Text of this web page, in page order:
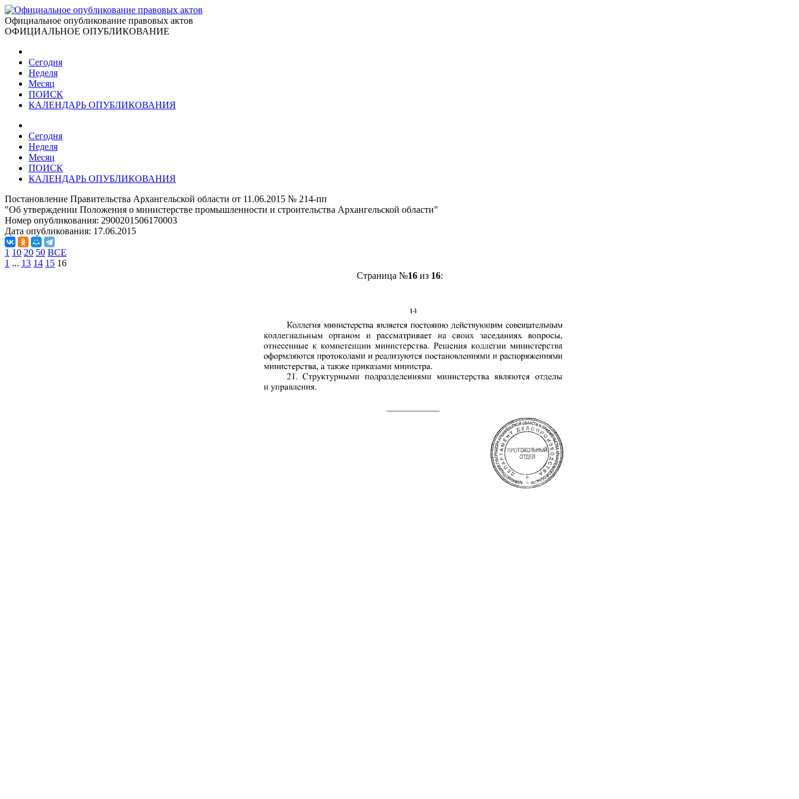
Официальное опубликование правовых актов
ОФИЦИАЛЬНОЕ ОПУБЛИКОВАНИЕ
Сегодня
Неделя
Месяц
ПОИСК
КАЛЕНДАРЬ ОПУБЛИКОВАНИЯ
Сегодня
Неделя
Месяц
ПОИСК
КАЛЕНДАРЬ ОПУБЛИКОВАНИЯ
Постановление Правительства Архангельской области от 11.06.2015 № 214-пп
"Об утверждении Положения о министерстве промышленности и строительства Архангельской области"
Номер опубликования: 2900201506170003
Дата опубликования: 17.06.2015
1 10 20 50 ВСЕ
1 ... 13 14 15 16
Страница №16из 16: